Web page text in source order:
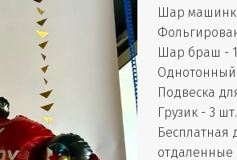
Шар
Шар браш -
Подвеска
Грузик - 3 шт.
Бесплатная
отдаленные